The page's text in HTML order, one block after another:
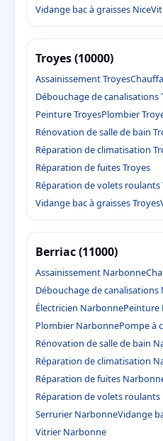
Vidange bac à graisses Nice
Troyes (10000)
Assainissement Troyes
Débouchage de canalisations
Peinture TroyesPlombier
Rénovation de salle de bain
Réparation de climatisation
Réparation de fuites Troyes
Réparation de volets roulants
Vidange bac à graisses Troyes
Berriac (11000)
Assainissement Narbonne
Débouchage de canalisations
Électricien NarbonnePeinture
Plombier NarbonnePompe à
Rénovation de salle de bain
Réparation de climatisation
Réparation de fuites
Réparation de volets
Serrurier NarbonneVidange
Vitrier Narbonne